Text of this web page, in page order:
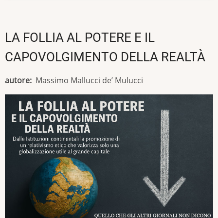
LA FOLLIA AL POTERE E IL
CAPOVOLGIMENTO DELLA REALTÀ
autore Massimo Mallucci de’ Mulucci